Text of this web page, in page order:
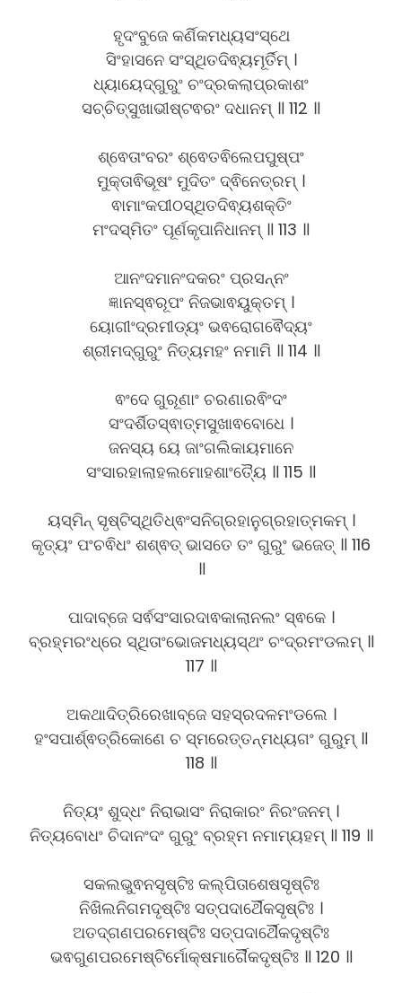
ହୃଦଂବୁଜେ କର୍ଣିକମଧ୍ୟସଂସ୍ଥେ
ସିଂହାସନେ ସଂସ୍ଥିତଦିଵ୍ୟମୂର୍ତିମ୍ ।
ଧ୍ୟାୟେଦ୍ଗୁରୁଂ ଚଂଦ୍ରକଲାପ୍ରକାଶଂ
ସଚ୍ଚିତ୍ସୁଖାଭୀଷ୍ଟଵରଂ ଦଧାନମ୍ ॥ 112 ॥
ଶ୍ଵେତାଂବରଂ ଶ୍ଵେତଵିଲେପପୁଷ୍ପଂ
ମୁକ୍ତାଵିଭୂଷଂ ମୁଦିତଂ ଦ୍ଵିନେତ୍ରମ୍ ।
ଵାମାଂକପୀଠସ୍ଥିତଦିଵ୍ୟଶକ୍ତିଂ
ମଂଦସ୍ମିତଂ ପୂର୍ଣକୃପାନିଧାନମ୍ ॥ 113 ॥
ଆନଂଦମାନଂଦକରଂ ପ୍ରସନ୍ନଂ
ଜ୍ଞାନସ୍ଵରୂପଂ ନିଜଭାଵୟୁକ୍ତମ୍ ।
ୟୋଗୀଂଦ୍ରମୀଡ୍ୟଂ ଭଵରୋଗଵୈଦ୍ୟଂ
ଶ୍ରୀମଦ୍ଗୁରୁଂ ନିତ୍ୟମହଂ ନମାମି ॥ 114 ॥
ଵଂଦେ ଗୁରୂଣାଂ ଚରଣାରଵିଂଦଂ
ସଂଦର୍ଶିତସ୍ଵାତ୍ମସୁଖାଵବୋଧେ ।
ଜନସ୍ୟ ୟେ ଜାଂଗଲିକାୟମାନେ
ସଂସାରହାଲାହଲମୋହଶାଂତ୍ୟୈ ॥ 115 ॥
ୟସ୍ମିନ୍ ସୃଷ୍ଟିସ୍ଥିତିଧ୍ଵଂସନିଗ୍ରହାନୁଗ୍ରହାତ୍ମକମ୍ ।
କୃତ୍ୟଂ ପଂଚଵିଧଂ ଶଶ୍ଵତ୍ ଭାସତେ ତଂ ଗୁରୁଂ ଭଜେତ୍ ॥ 116
॥
ପାଦାବ୍ଜେ ସର୍ଵସଂସାରଦାଵକାଲାନଲଂ ସ୍ଵକେ ।
ବ୍ରହ୍ମରଂଧ୍ରେ ସ୍ଥିତାଂଭୋଜମଧ୍ୟସ୍ଥଂ ଚଂଦ୍ରମଂଡଲମ୍ ॥
117 ॥
ଅକଥାଦିତ୍ରିରେଖାବ୍ଜେ ସହସ୍ରଦଳମଂଡଲେ ।
ହଂସପାର୍ଶ୍ଵତ୍ରିକୋଣେ ଚ ସ୍ମରେତ୍ତନ୍ମଧ୍ୟଗଂ ଗୁରୁମ୍ ॥
118 ॥
ନିତ୍ୟଂ ଶୁଦ୍ଧଂ ନିରାଭାସଂ ନିରାକାରଂ ନିରଂଜନମ୍ ।
ନିତ୍ୟବୋଧଂ ଚିଦାନଂଦଂ ଗୁରୁଂ ବ୍ରହ୍ମ ନମାମ୍ୟହମ୍ ॥ 119 ॥
ସକଲଭୁଵନସୃଷ୍ଟିଃ କଲ୍ପିତାଶେଷସୃଷ୍ଟିଃ
ନିଖିଲନିଗମଦୃଷ୍ଟିଃ ସତ୍ପଦାର୍ଥୈକସୃଷ୍ଟିଃ ।
ଅତଦ୍ଗଣପରମେଷ୍ଟିଃ ସତ୍ପଦାର୍ଥୈକଦୃଷ୍ଟିଃ
ଭଵଗୁଣପରମେଷ୍ଟିର୍ମୋକ୍ଷମାର୍ଗୈକଦୃଷ୍ଟିଃ ॥ 120 ॥